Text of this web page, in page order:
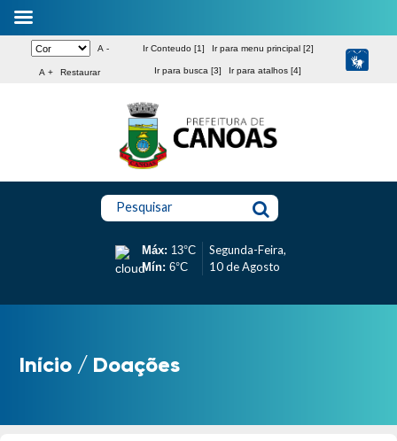
A -
A + Restaurar
Ir Conteudo [1] Ir para menu principal [2]
Ir para busca [3] Ir para atalhos [4]
Pesquisar
Máx: 13°C
Mín: 6°C
Segunda-Feira,
10 de Agosto
Início / Doações